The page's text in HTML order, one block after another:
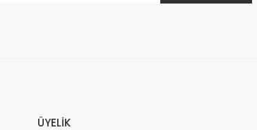
ÜYELİK